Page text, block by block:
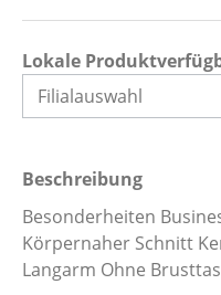
Lokale
Beschreibung
Besonderheiten
Körpernaher Schnitt
Langarm Ohne